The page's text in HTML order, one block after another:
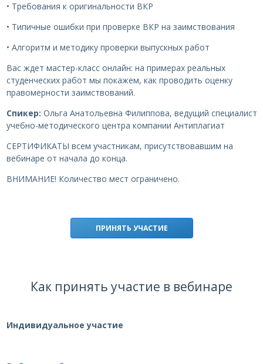
• Требования к оригинальности ВКР
• Типичные ошибки при проверке ВКР на заимствования
• Алгоритм и методику проверки выпускных работ
Вас ждет мастер-класс онлайн: на примерах реальных
студенческих работ мы покажем, как проводить оценку
правомерности заимствований.
Спикер: Ольга Анатольевна Филиппова, ведущий специалист
учебно-методического центра компании Антиплагиат
СЕРТИФИКАТЫ всем участникам, присутствовавшим на
вебинаре от начала до конца.
ВНИМАНИЕ! Количество мест ограничено.
ПРИНЯТЬ УЧАСТИЕ
Как принять участие в вебинаре
Индивидуальное участие